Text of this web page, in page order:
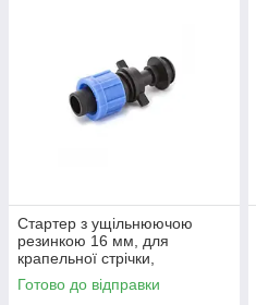
Стартер з ущільнюючою
резинкою 16 мм, для
крапельної стрічки,
(фурнітура для монтажу
крапельного поливу)
Готово до відправки